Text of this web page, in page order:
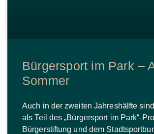
Bürgersport im Park –
Sommer
Auch in der zweiten Jahreshälfte
als Teil des „Bürgersport im Park“-
Bürgerstiftung und dem